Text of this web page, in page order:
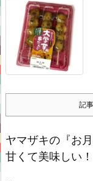
記
ヤマザキの『お
甘くて美味しい！